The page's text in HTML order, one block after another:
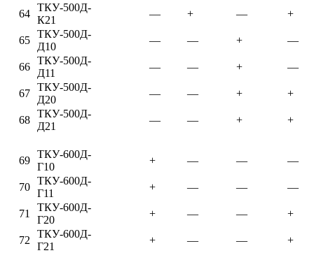
64
ТКУ-500Д-
К21
— + — +
65
ТКУ-500Д-
Д10
— — + —
66
ТКУ-500Д-
Д11
— — + —
67
ТКУ-500Д-
Д20
— — + +
68
ТКУ-500Д-
Д21
— — + +
69
ТКУ-600Д-
Г10
+ — — —
70
ТКУ-600Д-
Г11
+ — — —
71
ТКУ-600Д-
Г20
+ — — +
72
ТКУ-600Д-
Г21
+ — — +